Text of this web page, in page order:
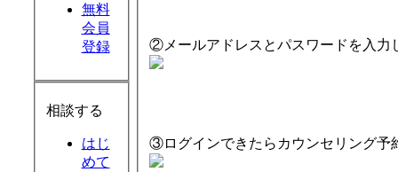
無料
会員
登録
相談する
はじ
めて
②メールアドレスとパスワードを入力
③ログインできたらカウンセリング予